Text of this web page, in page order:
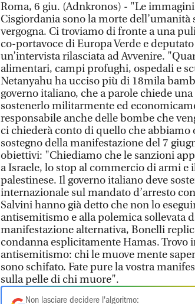
Roma, 6 giu. (Adnkronos) - "Le
Cisgiordania sono la morte dell’umanità
vergogna. Ci troviamo di fronte a una
co-portavoce di Europa Verde e
un’intervista rilasciata ad Avvenire.
alimentari, campi profughi, ospedali e
Netanyahu ha ucciso più di 18mila
governo italiano, che a parole chiede
sostenerlo militarmente ed
responsabile anche delle bombe che
ci chiederà conto di quello che abbiamo
sostegno della manifestazione del 7
obiettivi: "Chiediamo che le sanzioni
a Israele, lo stop al commercio di armi
palestinese. Il governo italiano deve
internazionale sul mandato d’arresto
Salvini hanno già detto che non lo
antisemitismo e alla polemica sollevata
manifestazione alternativa, Bonelli
condanna esplicitamente Hamas. Trovo
antisemitismo: chi le muove mente
sono schifato. Fate pure la vostra
sulla pelle di chi muore".
Non lasciare decidere l'algoritmo: